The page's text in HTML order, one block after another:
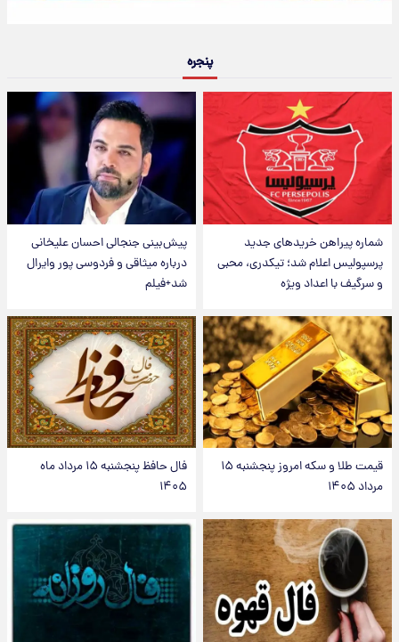
پنجره
شماره پیراهن خریدهای جدید
پرسپولیس اعلام شد؛ تیکدری، محبی
و سرگیف با اعداد ویژه
پیش‌بینی جنجالی احسان علیخانی
درباره میثاقی و فردوسی پور وایرال
شد+فیلم
قیمت طلا و سکه امروز پنجشنبه ۱۵
مرداد ۱۴۰۵
فال حافظ پنجشنبه ۱۵ مرداد ماه
۱۴۰۵